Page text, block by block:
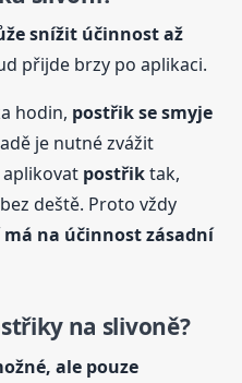
snížit účinnost až
přijde brzy po aplikaci.
hodin, postřikse smyje
je nutné zvážit
aplikovat postřiktak,
deště. Proto vždy
má na účinnost zásadní
y na slivoně?
ale pouze